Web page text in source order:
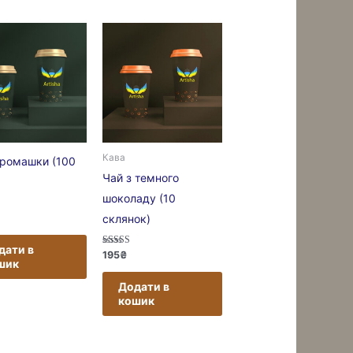
(100
в
Кава
Чай з темного
шоколаду (10
склянок)
Оцінено в
з 5
195₴
Додати в
кошик